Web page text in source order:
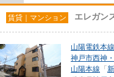
賃貸｜マンション エレガン
山陽電鉄本線
神戸市西神
山陽本線 「